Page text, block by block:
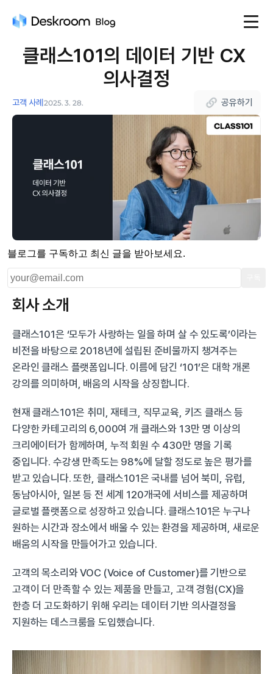
클래스101의 데이터 기반 CX
의사결정
고객 사례2025. 3. 28. 공유하기
블로그를 구독하고 최신 글을 받아보세요.
회사 소개
클래스101은 ‘모두가 사랑하는 일을 하며 살 수 있도록’이라는
비전을 바탕으로 2018년에 설립된 준비물까지 챙겨주는
온라인 클래스 플랫폼입니다. 이름에 담긴 ‘101’은 대학 개론
강의를 의미하며, 배움의 시작을 상징합니다.
현재 클래스101은 취미, 재테크, 직무교육, 키즈 클래스 등
다양한 카테고리의 6,000여 개 클래스와 13만 명 이상의
크리에이터가 함께하며, 누적 회원 수 430만 명을 기록
중입니다. 수강생 만족도는 98%에 달할 정도로 높은 평가를
받고 있습니다. 또한, 클래스101은 국내를 넘어 북미, 유럽,
동남아시아, 일본 등 전 세계 120개국에 서비스를 제공하며
글로벌 플랫폼으로 성장하고 있습니다. 클래스101은 누구나
원하는 시간과 장소에서 배울 수 있는 환경을 제공하며, 새로운
배움의 시작을 만들어가고 있습니다.
고객의 목소리와 VOC (Voice of Customer)를 기반으로
고객이 더 만족할 수 있는 제품을 만들고, 고객 경험(CX)을
한층 더 고도화하기 위해 우리는 데이터 기반 의사결정을
지원하는 데스크룸을 도입했습니다.